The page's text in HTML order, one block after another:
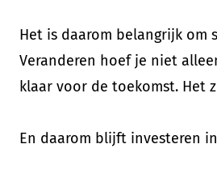
Het is daarom belangrijk om
Veranderen hoef je niet
klaar voor de toekomst. Het
En daarom blijft investeren